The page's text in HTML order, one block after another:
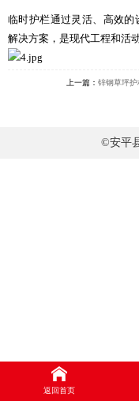
临时护栏通过灵活、高效
解决方案，是现代工程和活
上一篇： 锌钢草坪
©安平
返回首页